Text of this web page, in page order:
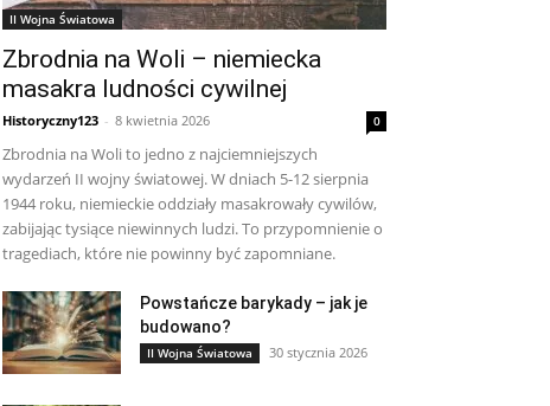
II Wojna Światowa
Zbrodnia na Woli – niemiecka
masakra ludności cywilnej
Historyczny123 - 8 kwietnia 2026 0
Zbrodnia na Woli to jedno z najciemniejszych
wydarzeń II wojny światowej. W dniach 5-12 sierpnia
1944 roku, niemieckie oddziały masakrowały cywilów,
zabijając tysiące niewinnych ludzi. To przypomnienie o
tragediach, które nie powinny być zapomniane.
Powstańcze barykady – jak je
budowano?
II Wojna Światowa 30 stycznia 2026